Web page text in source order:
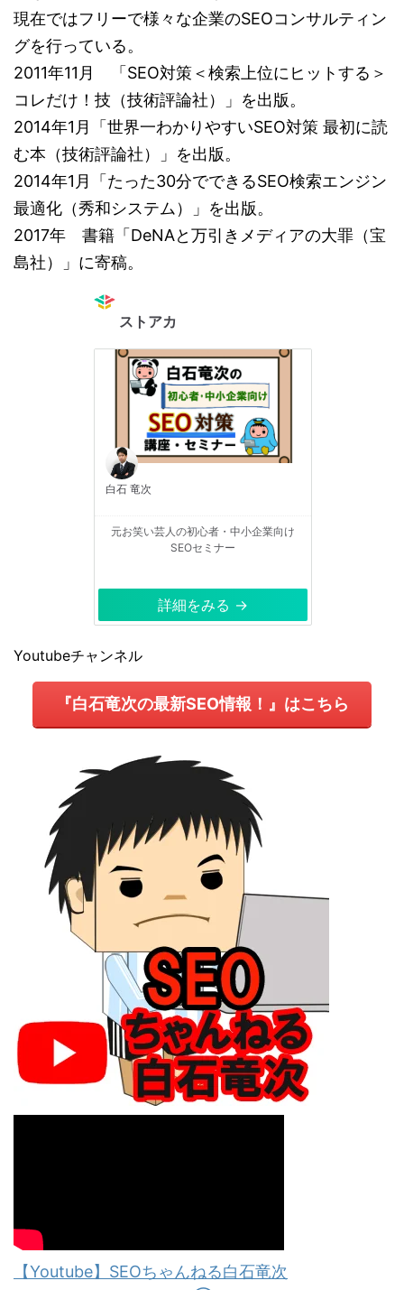
現在ではフリーで様々な企業のSEOコンサルティン
グを行っている。
2011年11月 「SEO対策＜検索上位にヒットする＞
コレだけ！技（技術評論社）」を出版。
2014年1月「世界一わかりやすいSEO対策 最初に読
む本（技術評論社）」を出版。
2014年1月「たった30分でできるSEO検索エンジン
最適化（秀和システム）」を出版。
2017年 書籍「DeNAと万引きメディアの大罪（宝
島社）」に寄稿。
ストアカ
白石 竜次
元お笑い芸人の初心者・中小企業向け
SEOセミナー
詳細をみる →
Youtubeチャンネル
『白石竜次の最新SEO情報！』はこちら
【Youtube】SEOちゃんねる白石竜次